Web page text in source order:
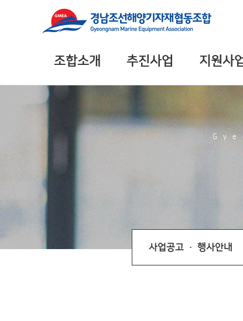
조합소개 추진사업 지원사
사업공고 · 행사안내